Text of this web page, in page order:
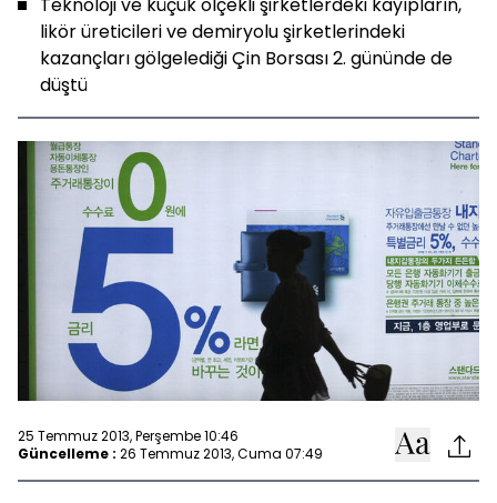
likör üreticileri ve demiryolu şirketlerindeki
kazançları gölgelediği Çin Borsası 2. gününde de
düştü
25 Temmuz 2013, Perşembe 10:46
Güncelleme : 26 Temmuz 2013, Cuma 07:49